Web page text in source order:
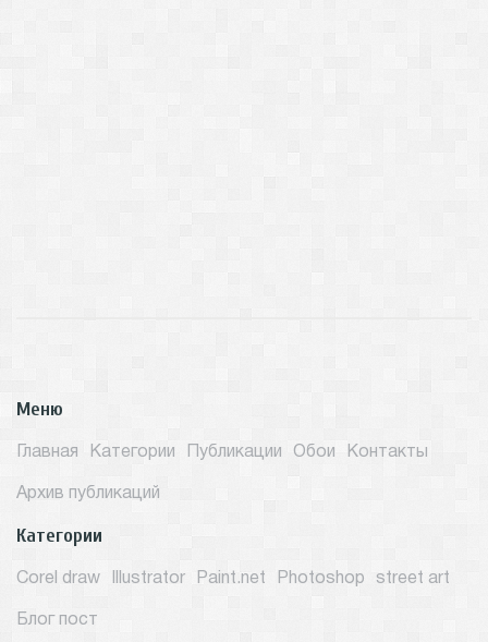
Меню
Главная Категории Публикации Обои Контакты
Архив публикаций
Категории
Corel draw Illustrator Paint.net Photoshop street art
Блог пост